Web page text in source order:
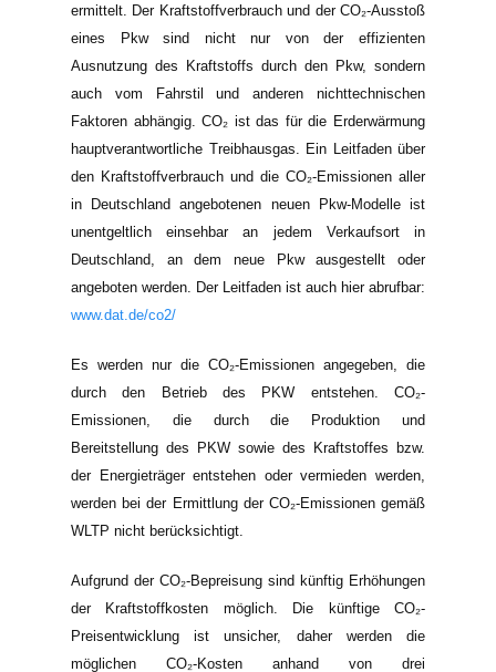
ermittelt. Der Kraftstoffverbrauch und der CO₂-Ausstoß
eines Pkw sind nicht nur von der effizienten
Ausnutzung des Kraftstoffs durch den Pkw, sondern
auch vom Fahrstil und anderen nichttechnischen
Faktoren abhängig. CO₂ ist das für die Erderwärmung
hauptverantwortliche Treibhausgas. Ein Leitfaden über
den Kraftstoffverbrauch und die CO₂-Emissionen aller
in Deutschland angebotenen neuen Pkw-Modelle ist
unentgeltlich einsehbar an jedem Verkaufsort in
Deutschland, an dem neue Pkw ausgestellt oder
angeboten werden. Der Leitfaden ist auch hier abrufbar:
www.dat.de/co2/
Es werden nur die CO₂-Emissionen angegeben, die
durch den Betrieb des PKW entstehen. CO₂-
Emissionen, die durch die Produktion und
Bereitstellung des PKW sowie des Kraftstoffes bzw.
der Energieträger entstehen oder vermieden werden,
werden bei der Ermittlung der CO₂-Emissionen gemäß
WLTP nicht berücksichtigt.
Aufgrund der CO₂-Bepreisung sind künftig Erhöhungen
der Kraftstoffkosten möglich. Die künftige CO₂-
Preisentwicklung ist unsicher, daher werden die
möglichen CO₂-Kosten anhand von drei